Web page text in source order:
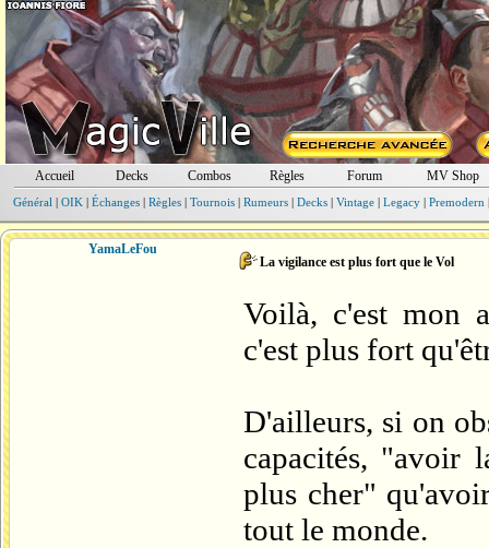
Accueil Decks Combos Règles Forum MV Shop
Général | OIK | Échanges| Règles| Tournois| Rumeurs| Decks| Vintage| Legacy| Premodern
YamaLeFou
La vigilance est plus fort que le Vol
Voilà, c'est mon
c'est plus fort
D'ailleurs, si on
capacités, "avoir
plus cher"
tout le monde.